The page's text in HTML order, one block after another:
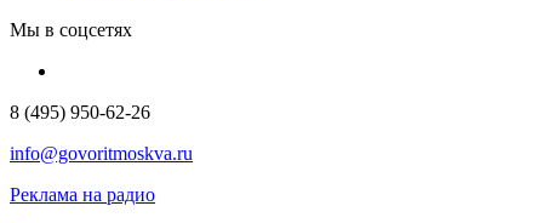
Мы в соцсетях
8 (495) 950-62-26
info@govoritmoskva.ru
Реклама на радио